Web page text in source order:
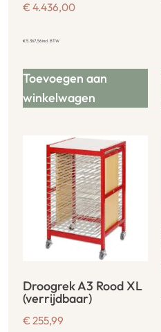
€ 4.436,00
€5.367,56incl. BTW
Toevoegen aan
winkelwagen
Droogrek A3 Rood XL
(verrijdbaar)
€ 255,99